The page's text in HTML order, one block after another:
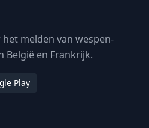
melden van wespen-
België en Frankrijk.
Play